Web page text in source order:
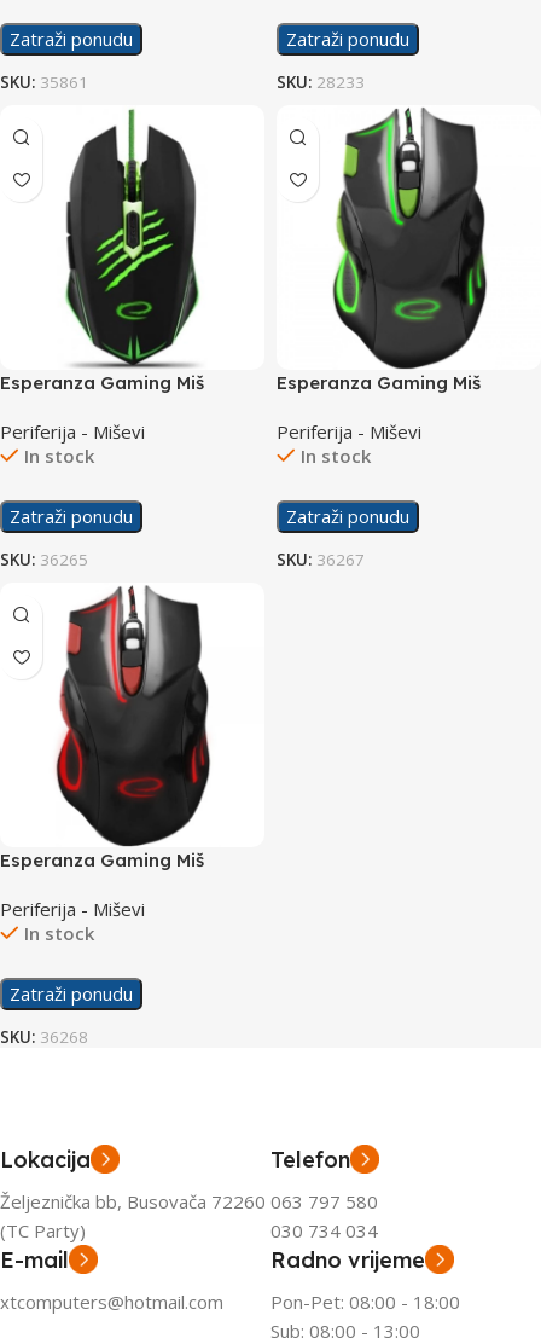
Zatraži ponudu
SKU: 35861
Zatraži ponudu
SKU: 28233
Esperanza Gaming Miš
Periferija - Miševi
In stock
Zatraži ponudu
SKU: 36265
Esperanza Gaming Miš
Periferija - Miševi
In stock
Zatraži ponudu
SKU: 36267
Esperanza Gaming Miš
Periferija - Miševi
In stock
Zatraži ponudu
SKU: 36268
Lokacija
Željeznička bb, Busovača 72260
(TC Party)
Telefon
063 797 580
030 734 034
E-mail
xtcomputers@hotmail.com
Radno vrijeme
Pon-Pet: 08:00 - 18:00
Sub: 08:00 - 13:00